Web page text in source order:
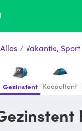
Alles / Vakantie,
Gezinstent Koepeltent